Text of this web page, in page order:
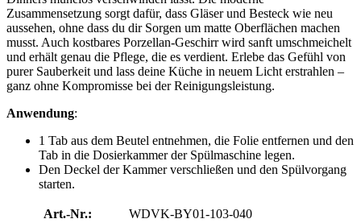
Zusammensetzung sorgt dafür, dass Gläser und Besteck wie neu
aussehen, ohne dass du dir Sorgen um matte Oberflächen machen
musst. Auch kostbares Porzellan-Geschirr wird sanft umschmeichelt
und erhält genau die Pflege, die es verdient. Erlebe das Gefühl von
purer Sauberkeit und lass deine Küche in neuem Licht erstrahlen –
ganz ohne Kompromisse bei der Reinigungsleistung.
Anwendung:
1 Tab aus dem Beutel entnehmen, die Folie entfernen und den
Tab in die Dosierkammer der Spülmaschine legen.
Den Deckel der Kammer verschließen und den Spülvorgang
starten.
Art.-Nr.:
WDVK-BY01-103-040